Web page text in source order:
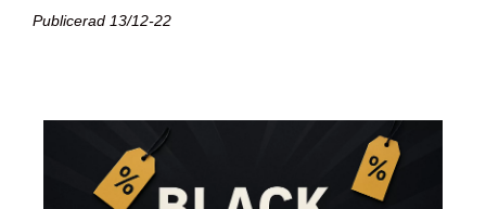
Publicerad 13/12-22